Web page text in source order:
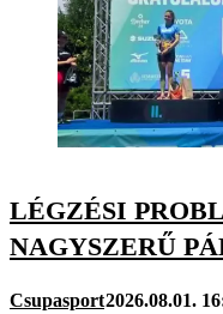
LÉGZÉSI
NAGYSZERŰ
Csupasport2026.08.01.